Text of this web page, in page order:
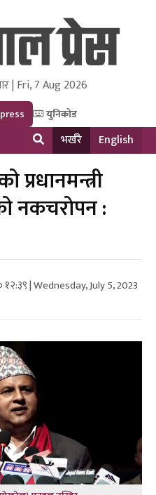
Research Pvt Ltd.
| Fri, 7 Aug 2026
युनिकोड
भर्खरै English
प्रधानमन्त्री
नकचरोपन :
| Wednesday, July 5, 2023